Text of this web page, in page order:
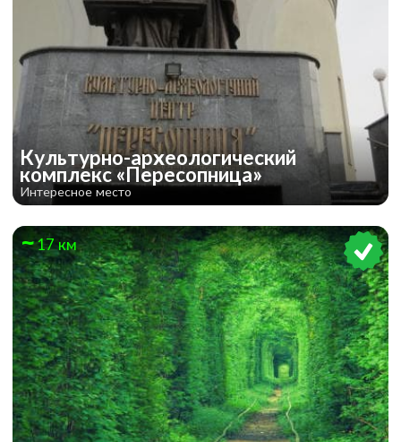
Культурно-археологический
комплекс «Пересопница»
Интересное место
17 км